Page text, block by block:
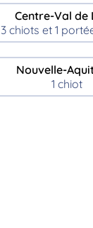
Centre-Val de
3 chiots et 1
Nouvelle-
1 chiot